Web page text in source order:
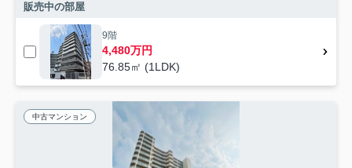
販売中の部屋
9階
4,480万円
76.85㎡ (1LDK)
中古マンション